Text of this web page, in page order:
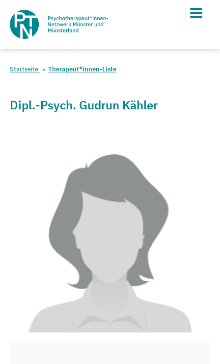
Startseite Therapeut*innen-Liste
Dipl.-Psych. Gudrun Kähler